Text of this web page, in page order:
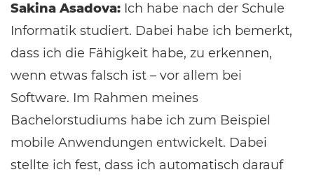
Sakina Asadova: Ich habe nach der Schule
Informatik studiert. Dabei habe ich bemerkt,
dass ich die Fähigkeit habe, zu erkennen,
wenn etwas falsch ist – vor allem bei
Software. Im Rahmen meines
Bachelorstudiums habe ich zum Beispiel
mobile Anwendungen entwickelt. Dabei
stellte ich fest, dass ich automatisch darauf